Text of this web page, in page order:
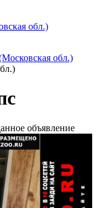
обл.)
обл.)
объявление